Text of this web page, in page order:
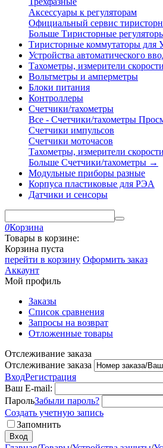
Аксессуары к регуляторам
Официальный сервис
Больше Тиристорные
Тиристорные коммутаторы
Устройства автоматического
Тахометры, измерители скорости
Вольтметры и амперметры
Блоки питания
Контроллеры
Счетчики/тахометры
Все - Счетчики/тахометры
Счетчики импульсов
Счетчики моточасов
Тахометры, измерители скорости
Больше Счетчики/тахометры →
Модульные приборы разные
Корпуса пластиковые для РЭА
Датчики и сенсоры
0Корзина
Товары в корзине:
Корзина пуста
перейти в корзину Оформить заказ
Аккаунт
Мой профиль
Заказы
Список сравнения
Запросы на возврат
Отложенные товары
Отслеживание заказа
Отслеживание заказа
ВходРегистрация
Ваш E-mail:
ПарольЗабыли пароль?
Создать учетную запись
Запомнить
Вход